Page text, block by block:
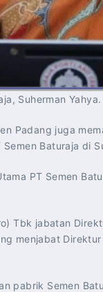
Suherman
Padang juga
Baturaja di
PT Semen
Tbk jabatan
menjabat
Semen